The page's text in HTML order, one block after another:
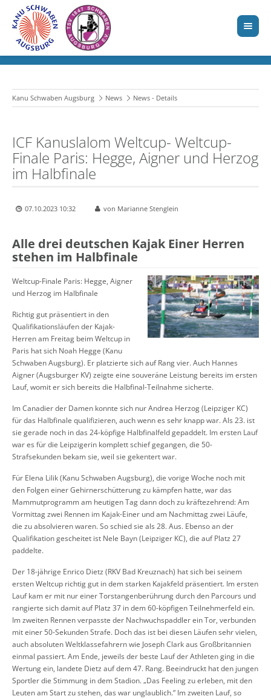
Kanu Schwaben Augsburg News News - Details
ICF Kanuslalom Weltcup- Weltcup-
Finale Paris: Hegge, Aigner und Herzog
im Halbfinale
07.10.2023 10:32 von Marianne Stenglein
Alle drei deutschen Kajak Einer Herren
stehen im Halbfinale
Weltcup-Finale Paris: Hegge, Aigner
und Herzog im Halbfinale
Richtig gut präsentiert in den
Qualifikationsläufen der Kajak-
Herren am Freitag beim Weltcup in
Paris hat sich Noah Hegge (Kanu
Schwaben Augsburg). Er platzierte sich auf Rang vier. Auch Hannes
Aigner (Augsburger KV) zeigte eine souveräne Leistung bereits im ersten
Lauf, womit er sich bereits die Halbfinal-Teilnahme sicherte.
Im Canadier der Damen konnte sich nur Andrea Herzog (Leipziger KC)
für das Halbfinale qualifizieren, auch wenn es sehr knapp war. Als 23. ist
sie gerade noch in das 24-köpfige Halbfinalfeld gepaddelt. Im ersten Lauf
war es für die Leipzigerin komplett schief gegangen, die 50-
Strafsekunden bekam sie, weil sie gekentert war.
Für Elena Lilik (Kanu Schwaben Augsburg), die vorige Woche noch mit
den Folgen einer Gehirnerschütterung zu kämpfen hatte, war das
Mammutprogramm am heutigen Tag dann doch zu kräftezehrend: Am
Vormittag zwei Rennen im Kajak-Einer und am Nachmittag zwei Läufe,
die zu absolvieren waren. So schied sie als 28. Aus. Ebenso an der
Qualifikation gescheitet ist Nele Bayn (Leipziger KC), die auf Platz 27
paddelte.
Der 18-jährige Enrico Dietz (RKV Bad Kreuznach) hat sich bei seinem
ersten Weltcup richtig gut in dem starken Kajakfeld präsentiert. Im ersten
Lauf kam er mit nur einer Torstangenberührung durch den Parcours und
rangierte sich damit auf Platz 37 in dem 60-köpfigen Teilnehmerfeld ein.
Im zweiten Rennen verpasste der Nachwuchspaddler ein Tor, verbunden
mit einer 50-Sekunden Strafe. Doch das ist bei diesen Läufen sehr vielen,
auch absoluten Weltklassefahrern wie Joseph Clark aus Großbritannien
einmal passiert. Am Ende, jeweils der beste Lauf der Athleten ging in die
Wertung ein, landete Dietz auf dem 47. Rang. Beeindruckt hat den jungen
Sportler die Stimmung in dem Stadion. „Das Feeling zu erleben, mit den
Leuten am Start zu stehen, das war unglaublich.“ Im zweiten Lauf, so